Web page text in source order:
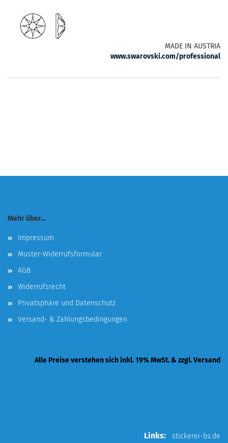
MADE IN AUSTRIA
www.swarovski.com/professional
Mehr über...
Impressum
Muster-Widerrufsformular
AGB
Widerrufsrecht
Privatsphäre und Datenschutz
Versand- & Zahlungsbedingungen
Alle Preise verstehen sich inkl. 19% MwSt. & zzgl. Versand
Links: stickerei-bs.de